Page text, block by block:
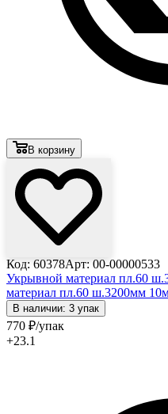
В корзину
Код: 60378Арт: 00-00000533
Укрывной материал пл.60
материал пл.60 ш.3200мм
В наличии: 3 упак
770 ₽/упак
+23.1